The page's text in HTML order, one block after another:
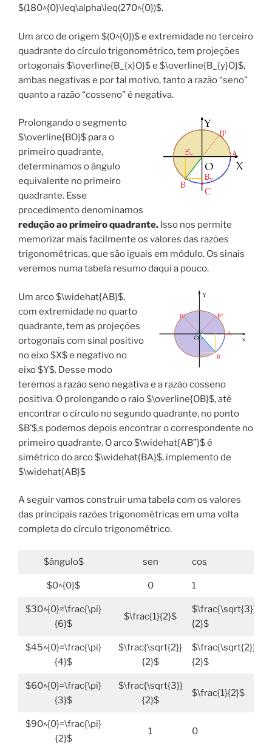
$(180^{0}\leq\alpha\leq(270^{0})$.
Um arco de origem $(0^{0})$ e extremidade no terceiro
quadrante do círculo trigonométrico, tem projeções
ortogonais $\overline{B_{x}O}$ e $\overline{B_{y}O}$,
ambas negativas e por tal motivo, tanto a razão “seno”
quanto a razão “cosseno” é negativa.
Prolongando o segmento
$\overline{BO}$ para o
primeiro quadrante,
determinamos o ângulo
equivalente no primeiro
quadrante. Esse
procedimento denominamos
redução ao primeiro quadrante. Isso nos permite
memorizar mais facilmente os valores das razões
trigonométricas, que são iguais em módulo. Os sinais
veremos numa tabela resumo daqui a pouco.
Um arco $\widehat{AB}$,
com extremidade no quarto
quadrante, tem as projeções
ortogonais com sinal positivo
no eixo $X$ e negativo no
eixo $Y$. Desse modo
teremos a razão seno negativa e a razão cosseno
positiva. O prolongando o raio $\overline{OB}$, até
encontrar o círculo no segundo quadrante, no ponto
$B’$,s podemos depois encontrar o correspondente no
primeiro quadrante. O arco $\widehat{AB”}$ é
simétrico do arco $\widehat{BA}$, implemento de
$\widehat{AB}$
A seguir vamos construir uma tabela com os valores
das principais razões trigonométricas em uma volta
completa do círculo trigonométrico.
$ângulo$ sen cos
$0^{0}$ 0 1
$30^{0}=\frac{\pi}
{6}$
$\frac{1}{2}$
$\frac{\sqrt{3}}
{2}$
$45^{0}=\frac{\pi}
{4}$
$\frac{\sqrt{2}}
{2}$
$\frac{\sqrt{2}}
{2}$
$60^{0}=\frac{\pi}
{3}$
$\frac{\sqrt{3}}
{2}$
$\frac{1}{2}$
$90^{0}=\frac{\pi}
{2}$
1 0